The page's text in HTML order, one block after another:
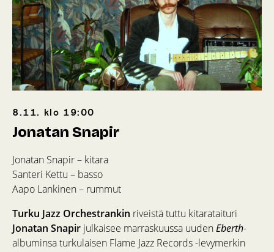
8.11. klo 19:00
Jonatan Snapir
Jonatan Snapir – kitara
Santeri Kettu – basso
Aapo Lankinen – rummut
Turku Jazz Orchestrankin riveistä tuttu kitarataituri
Jonatan Snapir julkaisee marraskuussa uudenEberth-
albuminsa turkulaisen Flame Jazz Records -levymerkin